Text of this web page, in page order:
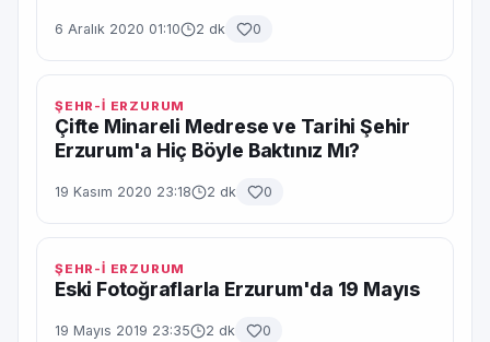
6 Aralık 2020 01:10 2 dk 0
ŞEHR-İ ERZURUM
Çifte Minareli Medrese ve Tarihi Şehir
Erzurum'a Hiç Böyle Baktınız Mı?
19 Kasım 2020 23:18 2 dk 0
ŞEHR-İ ERZURUM
Eski Fotoğraflarla Erzurum'da 19 Mayıs
19 Mayıs 2019 23:35 2 dk 0